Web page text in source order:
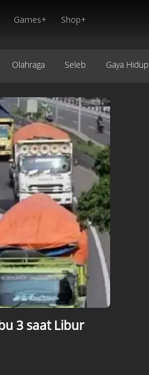
Games+ Shop+
Olahraga Seleb Gaya Hidup
3 saat Libur